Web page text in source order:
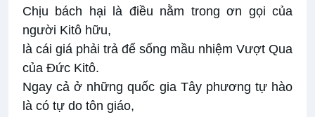
Chịu bách hại là điều nằm trong ơn gọi của
người Kitô hữu,
là cái giá phải trả để sống mầu nhiệm Vượt Qua
của Đức Kitô.
Ngay cả ở những quốc gia Tây phương tự hào
là có tự do tôn giáo,